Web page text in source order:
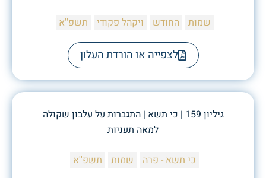
שמות החודש ויקהל פקודי תשפ''א
לצפייה או הורדת העלון
גיליון 159 | כי תשא | התגברות על עלבון שקולה
למאה תעניות
כי תשא - פרה שמות תשפ''א